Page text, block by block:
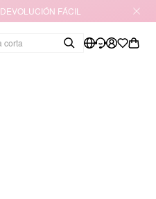
DEVOLUCIÓN FÁCIL